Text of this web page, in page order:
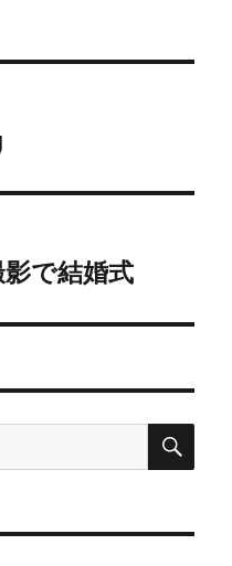
で結婚式
検